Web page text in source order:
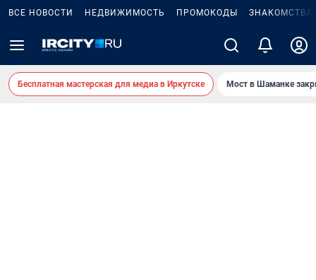
ВСЕ НОВОСТИ НЕДВИЖИМОСТЬ ПРОМОКОДЫ ЗНАКОМСТВА
Бесплатная мастерская для медиа в Иркутске Мост в Шаманке